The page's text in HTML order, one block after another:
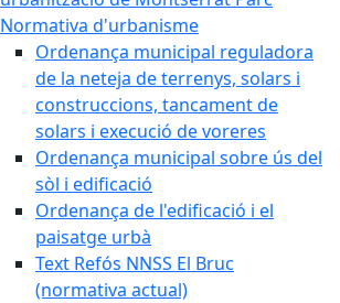
Normativa d'urbanisme
Ordenança municipal reguladora
de la neteja de terrenys, solars i
construccions, tancament de
solars i execució de voreres
Ordenança municipal sobre ús del
sòl i edificació
Ordenança de l'edificació i el
paisatge urbà
Text Refós NNSS El Bruc
(normativa actual)